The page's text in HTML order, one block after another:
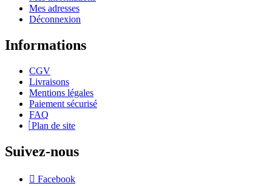
Mes adresses
Déconnexion
Informations
CGV
Livraisons
Mentions légales
Paiement sécurisé
FAQ
Plan de site
Suivez-nous
Facebook